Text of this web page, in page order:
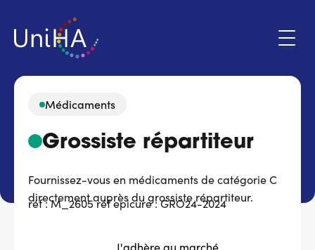
contenu
Menu
du
de
l'utilisateur
Espace adhérent
Qui sommes-nous ?
Médicaments
Grossiste répartiteur
Fournissez-vous en médicaments de catégorie C
directement auprès du grossiste répartiteur.
réf : M_2605 réf epicure : GRO24-2024
J'adhère au marché